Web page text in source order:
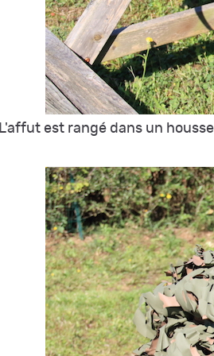
L'affut est rangé dans un